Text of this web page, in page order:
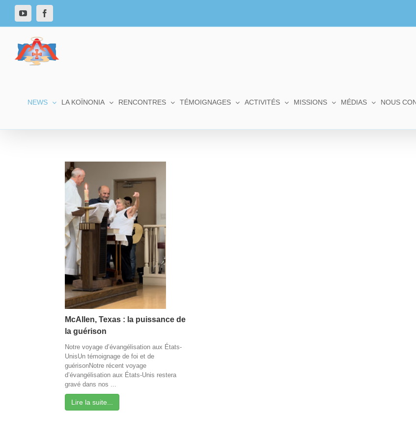
NEWS LA KOÏNONIA RENCONTRES TÉMOIGNAGES ACTIVITÉS MISSIONS MÉDIAS NOUS
McAllen, Texas : la puissance de
la guérison
Notre voyage d’évangélisation aux États-
UnisUn témoignage de foi et de
guérisonNotre récent voyage
d’évangélisation aux États-Unis restera
gravé dans nos ...
Lire la suite...